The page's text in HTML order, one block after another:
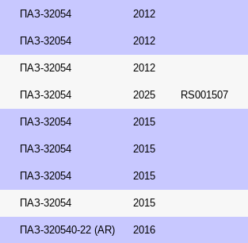
ПАЗ-32054 2012
ПАЗ-32054 2012
ПАЗ-32054 2012
ПАЗ-32054 2025 RS001507
ПАЗ-32054 2015
ПАЗ-32054 2015
ПАЗ-32054 2015
ПАЗ-32054 2015
ПАЗ-320540-22 (AR) 2016